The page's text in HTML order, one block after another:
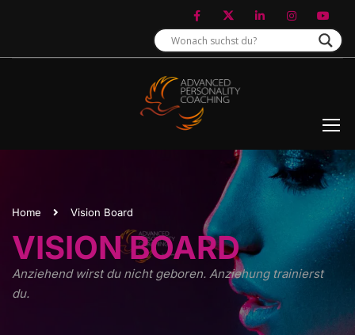
Home Vision Board
VISION BOARD
Anziehend wirst du nicht geboren. Anziehung trainierst
du.